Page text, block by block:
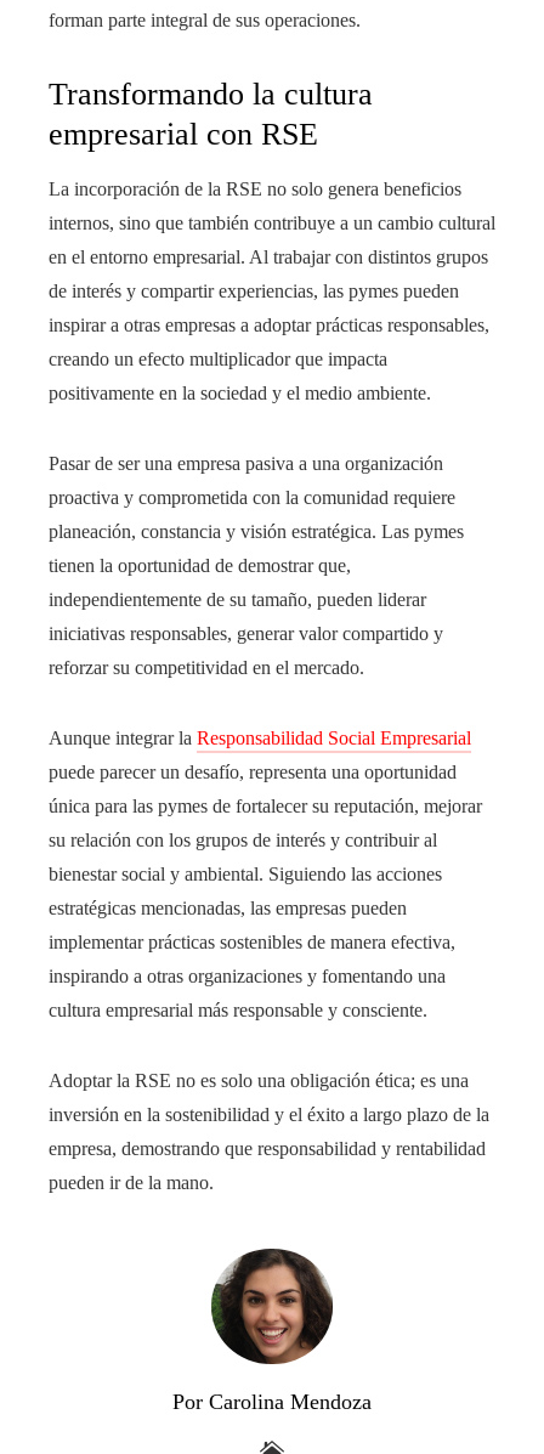
forman parte integral de sus operaciones.
Transformando la cultura
empresarial con RSE
La incorporación de la RSE no solo genera beneficios
internos, sino que también contribuye a un cambio cultural
en el entorno empresarial. Al trabajar con distintos grupos
de interés y compartir experiencias, las pymes pueden
inspirar a otras empresas a adoptar prácticas responsables,
creando un efecto multiplicador que impacta
positivamente en la sociedad y el medio ambiente.
Pasar de ser una empresa pasiva a una organización
proactiva y comprometida con la comunidad requiere
planeación, constancia y visión estratégica. Las pymes
tienen la oportunidad de demostrar que,
independientemente de su tamaño, pueden liderar
iniciativas responsables, generar valor compartido y
reforzar su competitividad en el mercado.
Aunque integrar la Responsabilidad Social Empresarial
puede parecer un desafío, representa una oportunidad
única para las pymes de fortalecer su reputación, mejorar
su relación con los grupos de interés y contribuir al
bienestar social y ambiental. Siguiendo las acciones
estratégicas mencionadas, las empresas pueden
implementar prácticas sostenibles de manera efectiva,
inspirando a otras organizaciones y fomentando una
cultura empresarial más responsable y consciente.
Adoptar la RSE no es solo una obligación ética; es una
inversión en la sostenibilidad y el éxito a largo plazo de la
empresa, demostrando que responsabilidad y rentabilidad
pueden ir de la mano.
Por Carolina Mendoza